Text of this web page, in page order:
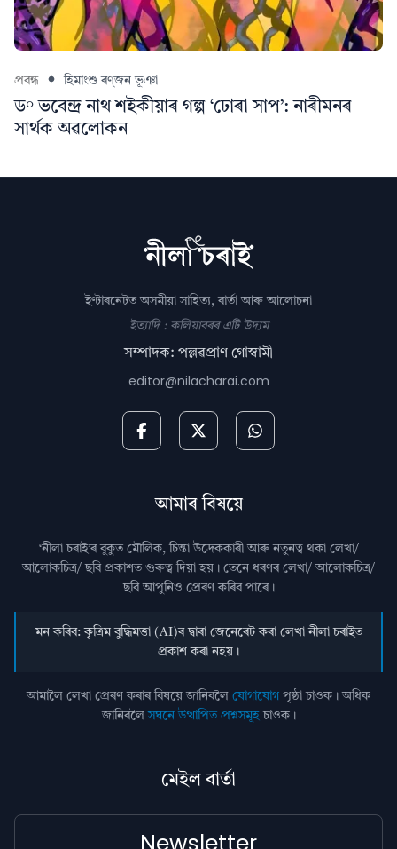
প্ৰবন্ধ হিমাংশু ৰণ্‌জন ভূঞা
ড° ভবেন্দ্ৰ নাথ শইকীয়াৰ গল্প ‘ঢোৰা সাপ’: নাৰীমনৰ
সাৰ্থক অৱলোকন
ইণ্টাৰনেটত অসমীয়া সাহিত্য, বাৰ্তা আৰু আলোচনা
ইত্যাদি : কলিয়াবৰৰ এটি উদ্যম
সম্পাদক: পল্লৱপ্ৰাণ গোস্বামী
editor@nilacharai.com
আমাৰ বিষয়ে
‘নীলা চৰাই’ৰ বুকুত মৌলিক, চিন্তা উদ্রেককাৰী আৰু নতুনত্ব থকা লেখা/
আলোকচিত্ৰ/ ছবি প্রকাশত গুৰুত্ব দিয়া হয়। তেনে ধৰণৰ লেখা/ আলোকচিত্ৰ/
ছবি আপুনিও প্রেৰণ কৰিব পাৰে।
মন কৰিব: কৃত্ৰিম বুদ্ধিমত্তা (AI)ৰ দ্বাৰা জেনেৰেট কৰা লেখা নীলা চৰাইত
প্ৰকাশ কৰা নহয়।
আমালৈ লেখা প্ৰেৰণ কৰাৰ বিষয়ে জানিবলৈ যোগাযোগ পৃষ্ঠা চাওক। অধিক
জানিবলৈসঘনে উত্থাপিত প্ৰশ্নসমূহচাওক।
মেইল বাৰ্তা